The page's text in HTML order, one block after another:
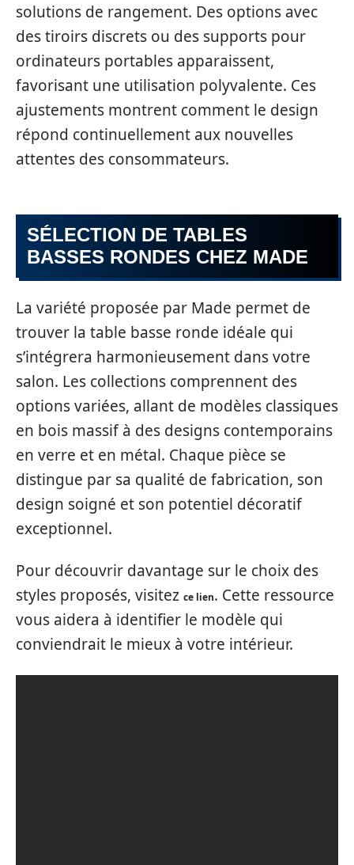
solutions de rangement. Des options avec
des tiroirs discrets ou des supports pour
ordinateurs portables apparaissent,
favorisant une utilisation polyvalente. Ces
ajustements montrent comment le design
répond continuellement aux nouvelles
attentes des consommateurs.
SÉLECTION DE TABLES
BASSES RONDES CHEZ MADE
La variété proposée par Made permet de
trouver la table basse ronde idéale qui
s’intégrera harmonieusement dans votre
salon. Les collections comprennent des
options variées, allant de modèles classiques
en bois massif à des designs contemporains
en verre et en métal. Chaque pièce se
distingue par sa qualité de fabrication, son
design soigné et son potentiel décoratif
exceptionnel.
Pour découvrir davantage sur le choix des
styles proposés, visitez ce lien. Cette ressource
vous aidera à identifier le modèle qui
conviendrait le mieux à votre intérieur.